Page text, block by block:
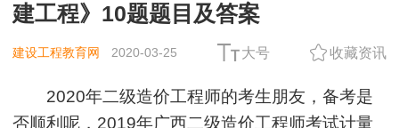
建工程》10题题目及答案
建设工程教育网 2020-03-25 大号 收藏资讯
2020年二级造价工程师的考生朋友，备考是
否顺利呢，2019年广西二级造价工程师考试计量